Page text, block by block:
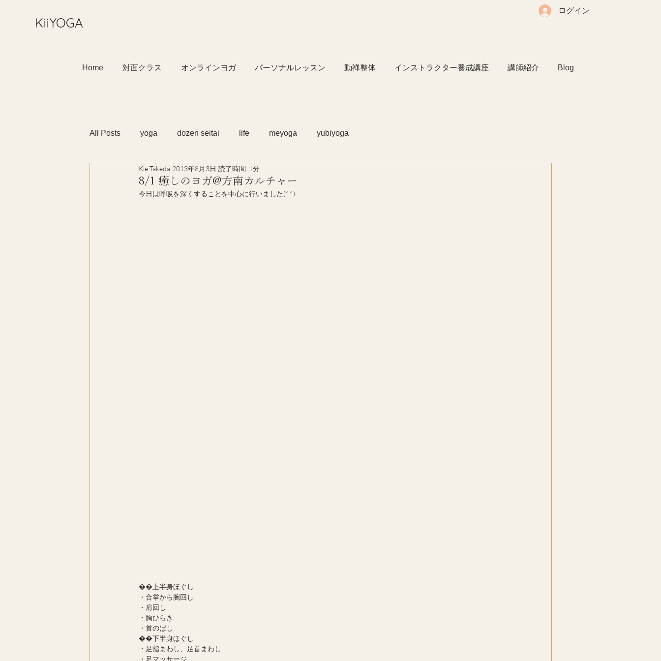
​KiiYOGA
ログイン
Home 対面クラス オンラインヨガ パーソナルレッスン 動禅整体 インストラクター養成講座 講師紹介 Blog
All Posts yoga dozen seitai life meyoga yubiyoga
8/1 癒しのヨガ@方南カルチャー
Kie Takeda 2013年8月3日 読了時間: 1分
今日は呼吸を深くすることを中心に行いました(^^)
��上半身ほぐし
・合掌から腕回し
・肩回し
・胸ひらき
・首のばし
��下半身ほぐし
・足指まわし、足首まわし
・足マッサージ